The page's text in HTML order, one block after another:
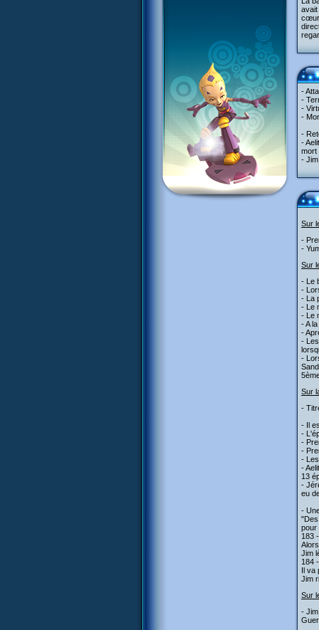
cœur
-
-
-
-
-
-
mort
-
Sur
-
-
Sur
- Le
-
- La
- Le
- Le
- A
-
-
-
Sur
-
- Il
-
-
-
-
-
13
-
eu
-
pour
183
Jim
184
Il va
Jim
Sur
-